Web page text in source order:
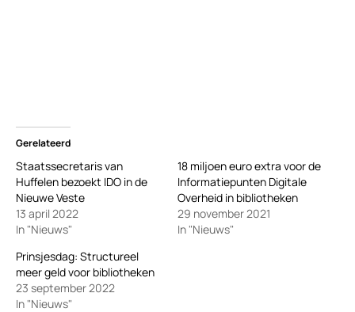
Gerelateerd
Staatssecretaris van
Huffelen bezoekt IDO in de
Nieuwe Veste
13 april 2022
In "Nieuws"
18 miljoen euro extra voor de
Informatiepunten Digitale
Overheid in bibliotheken
29 november 2021
In "Nieuws"
Prinsjesdag: Structureel
meer geld voor bibliotheken
23 september 2022
In "Nieuws"